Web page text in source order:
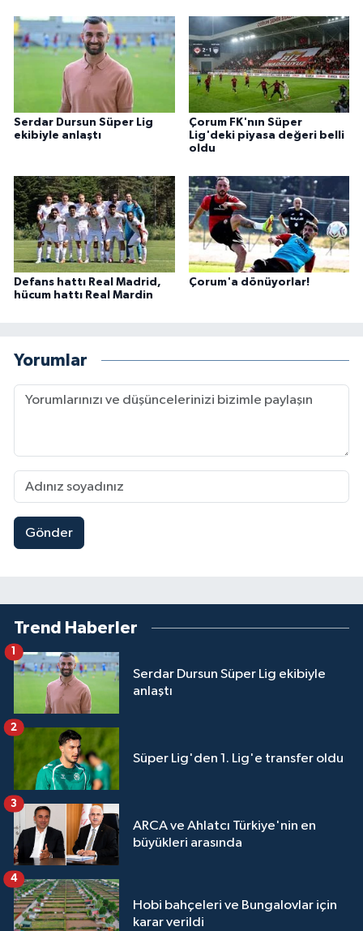
Serdar Dursun Süper Lig
ekibiyle anlaştı
Çorum FK'nın Süper
Lig'deki piyasa değeri belli
oldu
Defans hattı Real Madrid,
hücum hattı Real Mardin
Çorum'a dönüyorlar!
Yorumlar
Gönder
Trend Haberler
Serdar Dursun Süper Lig ekibiyle
anlaştı
1
Süper Lig'den 1. Lig'e transfer oldu
2
ARCA ve Ahlatcı Türkiye'nin en
büyükleri arasında
3
Hobi bahçeleri ve Bungalovlar için
karar verildi
4